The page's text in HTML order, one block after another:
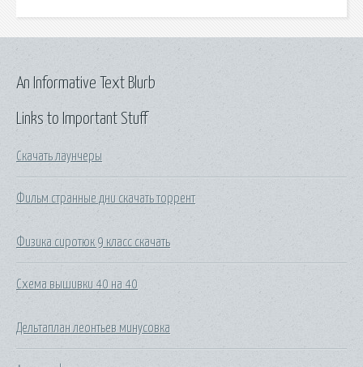
Links to Important Stuff
Скачать лаунчеры
Фильм странные дни скачать торрент
Физика сиротюк 9 класс скачать
Схема вышивки 40 на 40
Дельтаплан леонтьев минусовка
An Informative Text Blurb